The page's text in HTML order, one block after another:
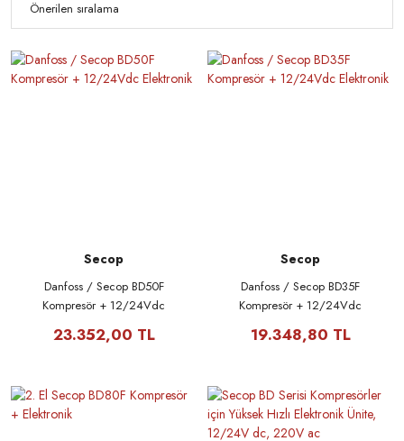
Secop
Danfoss / Secop BD50F
Kompresör + 12/24Vdc
23.352,00 TL
Secop
Danfoss / Secop BD35F
Kompresör + 12/24Vdc
19.348,80 TL